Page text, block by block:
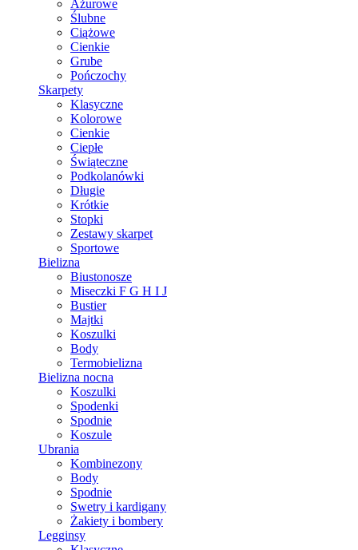
Ażurowe
Ślubne
Ciążowe
Cienkie
Grube
Pończochy
Skarpety
Klasyczne
Kolorowe
Cienkie
Ciepłe
Świąteczne
Podkolanówki
Długie
Krótkie
Stopki
Zestawy skarpet
Sportowe
Bielizna
Biustonosze
Miseczki F G H I J
Bustier
Majtki
Koszulki
Body
Termobielizna
Bielizna nocna
Koszulki
Spodenki
Spodnie
Koszule
Ubrania
Kombinezony
Body
Spodnie
Swetry i kardigany
Żakiety i bombery
Legginsy